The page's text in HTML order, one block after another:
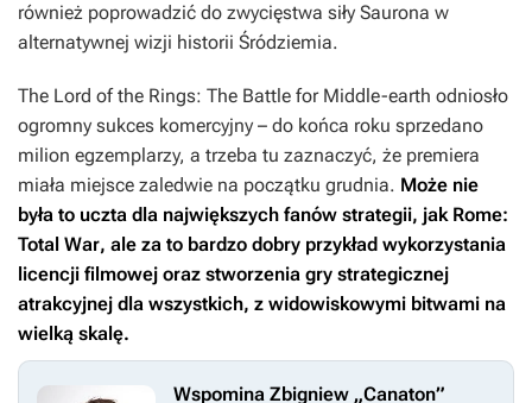
również poprowadzić do zwycięstwa siły Saurona w
alternatywnej wizji historii Śródziemia.
The Lord of the Rings: The Battle for Middle-earth odniosło
ogromny sukces komercyjny – do końca roku sprzedano
milion egzemplarzy, a trzeba tu zaznaczyć, że premiera
miała miejsce zaledwie na początku grudnia. Może nie
była to uczta dla największych fanów strategii, jak Rome:
Total War, ale za to bardzo dobry przykład wykorzystania
licencji filmowej oraz stworzenia gry strategicznej
atrakcyjnej dla wszystkich, z widowiskowymi bitwami na
wielką skalę.
Wspomina Zbigniew „Canaton”